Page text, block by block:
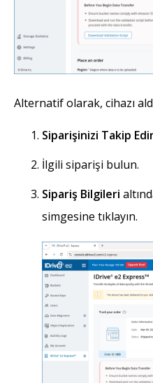
Alternatif olarak, cihazı
Siparişinizi Takip
İlgili siparişi bulun.
Sipariş Bilgileri
simgesine tıklayın.